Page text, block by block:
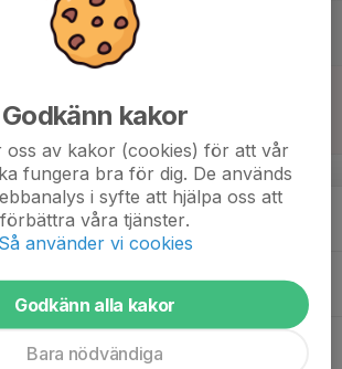
8 Tidaholm
v.25
B
Godkänn kakor
oss av kakor (cookies) för att vår
fungera bra för dig. De används
i syfte att hjälpa oss att
förbättra våra tjänster.
Så använder vi cookies
Godkänn alla kakor
Bara nödvändiga